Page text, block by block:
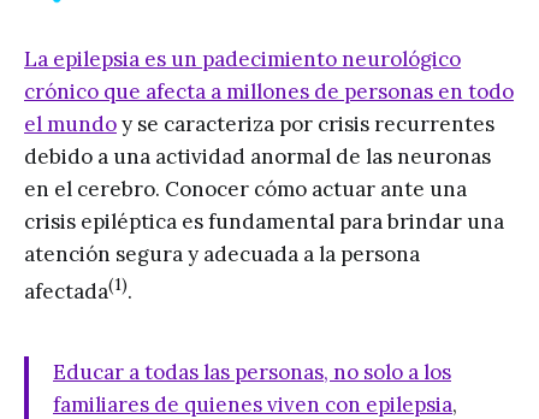
La epilepsia es un padecimiento neurológico
crónico que afecta a millones de personas en todo
el mundoy se caracteriza por crisis recurrentes
debido a una actividad anormal de las neuronas
en el cerebro. Conocer cómo actuar ante una
crisis epiléptica es fundamental para brindar una
atención segura y adecuada a la persona
afectada(1).
Educar a todas las personas, no solo a los
familiares de quienes viven con epilepsia,